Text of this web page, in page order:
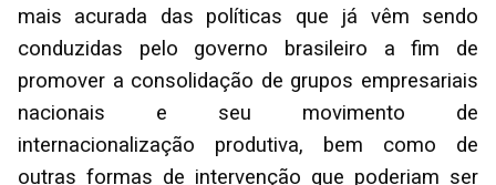
mais acurada das políticas que já vêm sendo
conduzidas pelo governo brasileiro a fim de
promover a consolidação de grupos empresariais
nacionais e seu movimento de
internacionalização produtiva, bem como de
outras formas de intervenção que poderiam ser